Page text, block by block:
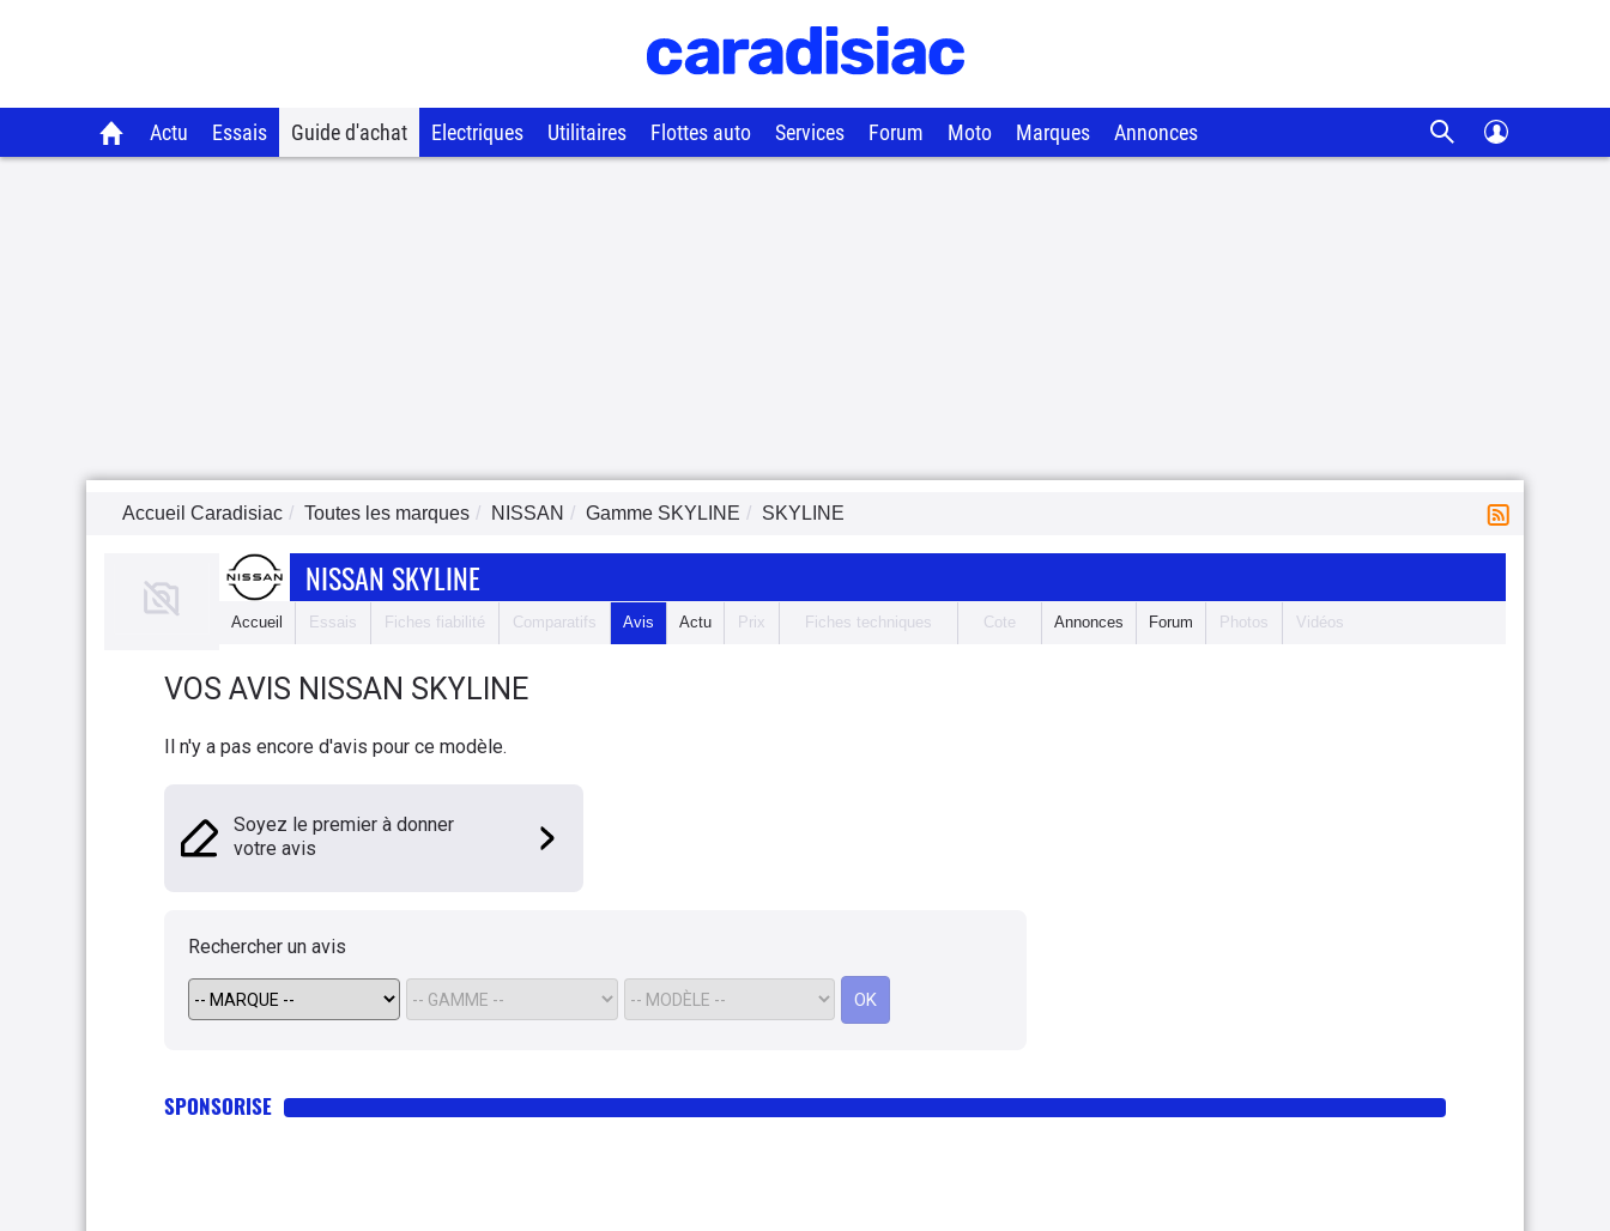
Actu Essais Guide d'achat Electriques Utilitaires Flottes auto Services Forum Moto Marques Annonces
Accueil Caradisiac Toutes les marques NISSAN Gamme SKYLINE SKYLINE
NISSAN SKYLINE
Accueil Essais Fiches fiabilité Comparatifs Avis Actu Prix Fiches techniques Cote Annonces Forum Photos Vidéos
VOS AVIS NISSAN SKYLINE
Il n'y a pas encore d'avis pour ce modèle.
Soyez le premier à donner
votre avis
Rechercher un avis
OK
SPONSORISE